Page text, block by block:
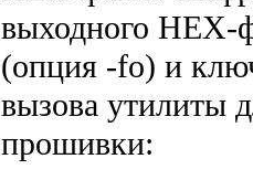
выходного HEX-
(опция -fo) и
вызова утилиты
прошивки: